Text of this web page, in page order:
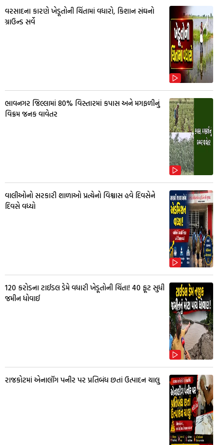
વરસાદના કારણે ખેડૂતોની ચિંતામાં વધારો, કિશાન સંઘનો
ગ્રાઉન્ડ સર્વે
ભાવનગર જિલ્લામાં 80% વિસ્તારમાં કપાસ અને મગફળીનું
વિક્રમ જનક વાવેતર
વાલીઓનો સરકારી શાળાઓ પ્રત્યેનો વિશ્વાસ હવે દિવસેને
દિવસે વધ્યો
₹120 કરોડના ટાઈડલ ડેમે વધારી ખેડૂતોની ચિંતા! 40 ફૂટ સુધી
જમીન ધોવાઈ
રાજકોટમાં એનાલૉગ પનીર પર પ્રતિબંધ છતાં ઉત્પાદન ચાલુ